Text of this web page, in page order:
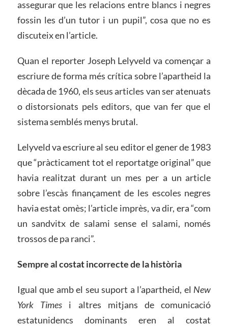
assegurar que les relacions entre blancs i negres
fossin les d’un tutor i un pupil”, cosa que no es
discuteix en l’article.
Quan el reporter Joseph Lelyveld va començar a
escriure de forma més crítica sobre l’apartheid la
dècada de 1960, els seus articles van ser atenuats
o distorsionats pels editors, que van fer que el
sistema semblés menys brutal.
Lelyveld va escriure al seu editor el gener de 1983
que “pràcticament tot el reportatge original” que
havia realitzat durant un mes per a un article
sobre l’escàs finançament de les escoles negres
havia estat omès; l’article imprès, va dir, era “com
un sandvitx de salami sense el salami, només
trossos de pa ranci”.
Sempreal costat incorrecte de la història
Igual que amb el seu suport a l’apartheid, el New
York Timesi altres mitjans de comunicació
estatunidencs dominants eren al costat